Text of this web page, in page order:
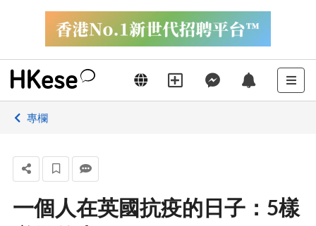
專欄
一個人在英國抗疫的日子：5樣